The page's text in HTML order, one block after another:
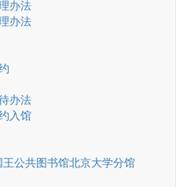
办法
办法
办法
入馆
王公共图书馆北京大学分馆